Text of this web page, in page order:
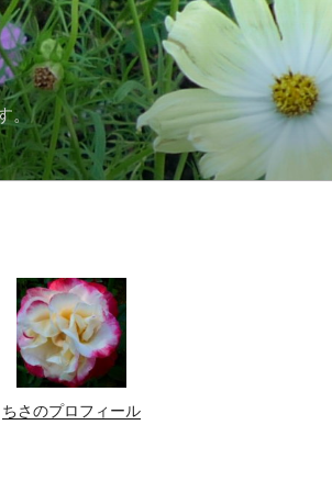
。
ちさのプロフィール